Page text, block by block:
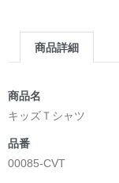
商品詳細
商品名
キッズＴシャツ
品番
00085-CVT